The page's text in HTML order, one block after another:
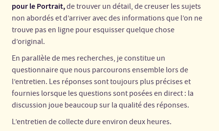
pour le Portrait,de trouver un détail, de creuser les sujets
non abordés et d’arriver avec des informations que l’on ne
trouve pas en ligne pour esquisser quelque chose
d’original.
En parallèle de mes recherches, je constitue un
questionnaire que nous parcourons ensemble lors de
l’entretien. Les réponses sont toujours plus précises et
fournies lorsque les questions sont posées en direct : la
discussion joue beaucoup sur la qualité des réponses.
L’entretien de collecte dure environ deux heures.